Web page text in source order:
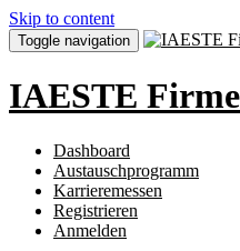
Skip to content
Toggle navigation
IAESTE
Dashboard
Austauschprogramm
Karrieremessen
Registrieren
Anmelden